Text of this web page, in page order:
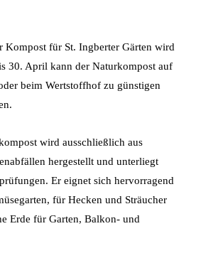
Kompost für St. Ingberter Gärten wird
30. April kann der Naturkompost auf
beim Wertstoffhof zu günstigen
wird ausschließlich aus
hergestellt und unterliegt
Er eignet sich hervorragend
für Hecken und Sträucher
Erde für Garten, Balkon- und